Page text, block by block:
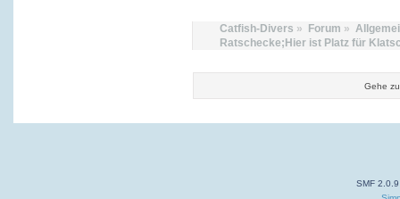
Catfish-Divers » Forum »
Ratschecke;Hier ist Platz für
Gehe
SMF 2.0.9